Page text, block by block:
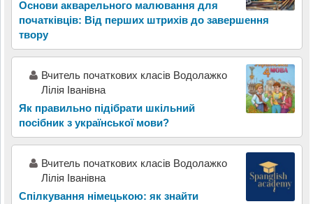
Основи акварельного малювання для
початківців: Від перших штрихів до завершення
твору
Вчитель початкових класів Водолажко
Лілія Іванівна
Як правильно підібрати шкільний
посібник з української мови?
Вчитель початкових класів Водолажко
Лілія Іванівна
Спілкування німецькою: як знайти